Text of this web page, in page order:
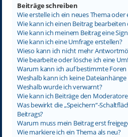
Beiträge schreiben
Wie erstelle ich ein neues Thema
Wie kann ich einen Beitrag bearbeiten
Wie kann ich meinem Beitrag eine
Wie kann ich eine Umfrage erstellen?
Wieso kann ich nicht mehr
Wie bearbeite oder lösche ich eine
Warum kann ich auf bestimmte
Weshalb kann ich keine
Weshalb wurde ich verwarnt?
Wie kann ich Beiträge den
Was bewirkt die „Speichern“-
Beitrags?
Warum muss mein Beitrag erst
Wie markiere ich ein Thema als neu?